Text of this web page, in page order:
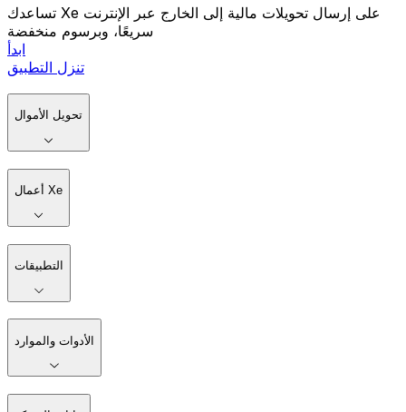
تساعدك Xe على إرسال تحويلات مالية إلى الخارج عبر الإنترنت
سريعًا، وبرسوم منخفضة
ابدأ
تنزل التطبيق
تحويل الأموال
أعمال Xe
التطبيقات
الأدوات والموارد